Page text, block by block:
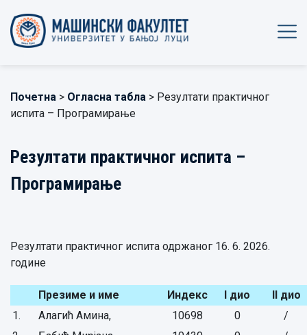
Почетна > Огласна табла > Резултати практичног
испита – Програмирање
Резултати практичног испита –
Програмирање
Резултати практичног испита одржаног 16. 6. 2026.
године
Презиме и име Индекс I дио
II дио
1.
Алагић Амина, 10698 0
/